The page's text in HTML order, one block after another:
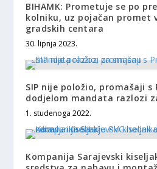
BIHAMK: Prometuje se po
kolniku, uz pojačan promet
gradskih centara
30. lipnja 2023.
SIP nije položio, promašaji s
dodjelom mandata razlozi
1. studenoga 2022.
Kompanija Sarajevski